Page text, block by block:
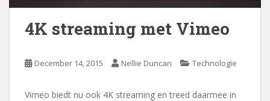
4K streaming met Vimeo
December 14, 2015 Nellie Duncan Technologie
Vimeo biedt nu ook 4K streaming en treed daarmee in